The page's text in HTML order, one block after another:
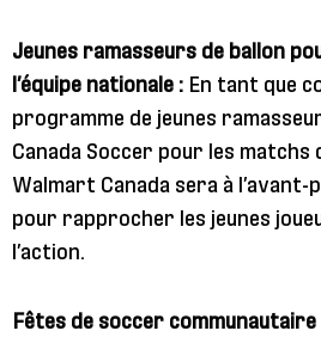
Jeunes ramasseurs de ballon
l’équipe nationale : En tant que
programme de jeunes
Canada Soccer pour les matchs
Walmart Canada sera à l’avant-
pour rapprocher les jeunes
l’action.
Fêtes de soccer communautaire